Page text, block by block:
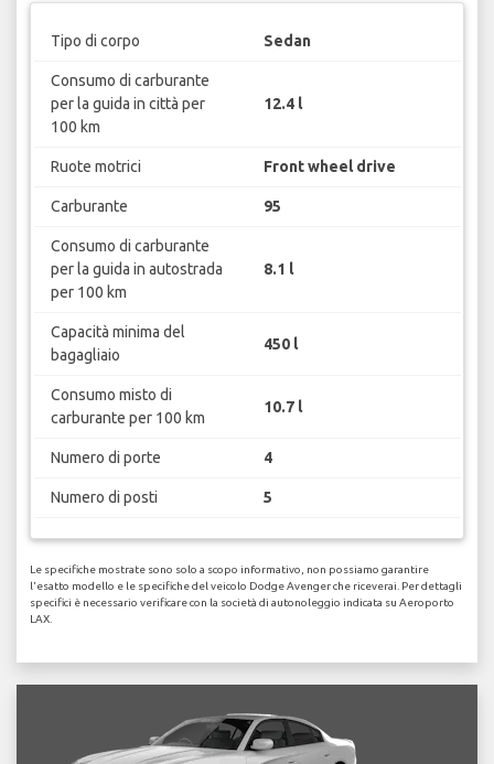
Tipo di corpo Sedan
Consumo di carburante
per la guida in città per
100 km
12.4 l
Ruote motrici Front wheel drive
Carburante 95
Consumo di carburante
per la guida in autostrada
per 100 km
8.1 l
Capacità minima del
bagagliaio
450 l
Consumo misto di
carburante per 100 km
10.7 l
Numero di porte 4
Numero di posti 5
Le specifiche mostrate sono solo a scopo informativo, non possiamo garantire
l'esatto modello e le specifiche del veicolo Dodge Avenger che riceverai. Per dettagli
specifici è necessario verificare con la società di autonoleggio indicata su Aeroporto
LAX.